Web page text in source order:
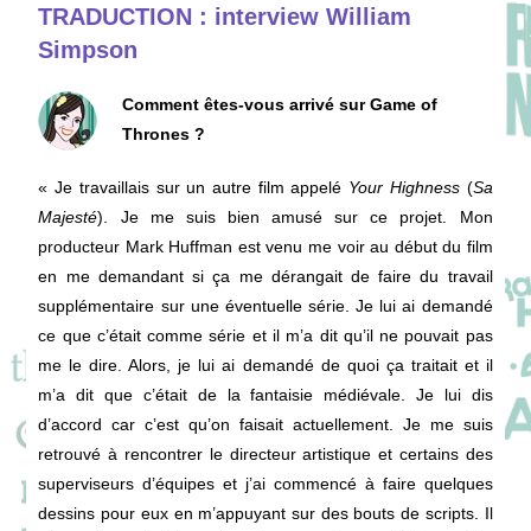
TRADUCTION : interview William
Simpson
Comment êtes-vous arrivé sur Game of
Thrones ?
« Je travaillais sur un autre film appelé Your Highness(Sa
Majesté). Je me suis bien amusé sur ce projet. Mon
producteur Mark Huffman est venu me voir au début du film
en me demandant si ça me dérangait de faire du travail
supplémentaire sur une éventuelle série. Je lui ai demandé
ce que c’était comme série et il m’a dit qu’il ne pouvait pas
me le dire. Alors, je lui ai demandé de quoi ça traitait et il
m’a dit que c’était de la fantaisie médiévale. Je lui dis
d’accord car c’est qu’on faisait actuellement. Je me suis
retrouvé à rencontrer le directeur artistique et certains des
superviseurs d’équipes et j’ai commencé à faire quelques
dessins pour eux en m’appuyant sur des bouts de scripts. Il